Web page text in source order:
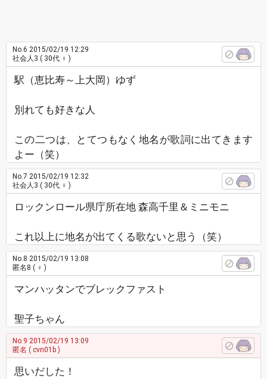
No.6 2015/02/19 12:29
社会人3 ( 30代 ♀ )
駅（恵比寿～上大岡）ゆず
別れても好きな人
この二つは、とてつもなく地名が歌詞に出てきます
よー（笑）
No.7 2015/02/19 12:32
社会人3 ( 30代 ♀ )
ロックンロール県庁所在地 森高千里＆ミニモニ
これ以上に地名が出てくる歌ないと思う（笑）
No.8 2015/02/19 13:08
匿名8 ( ♀ )
マンハッタンでブレックファスト
聖子ちゃん
No.9 2015/02/19 13:09
匿名 ( cvn01b )
思いだした！